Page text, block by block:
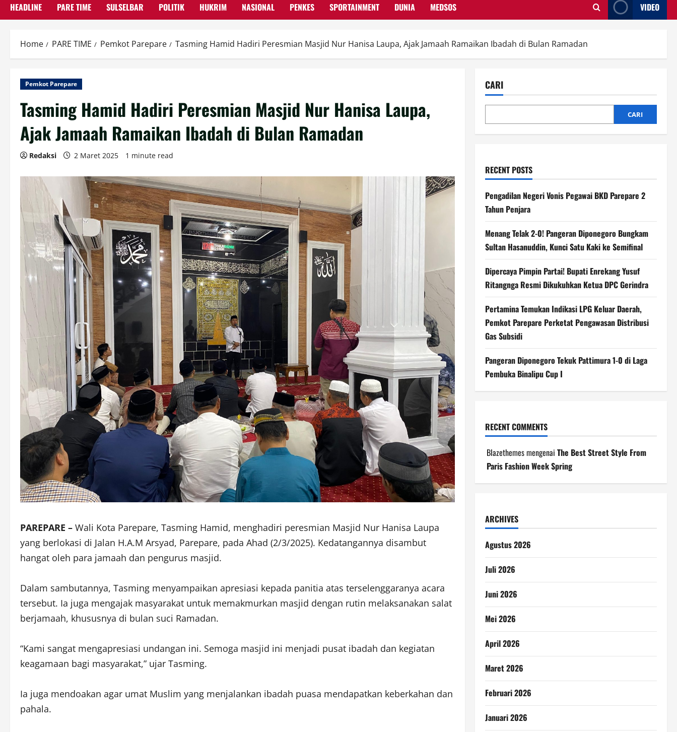
HEADLINE PARE TIME SULSELBAR POLITIK HUKRIM NASIONAL PENKES SPORTAINMENT DUNIA MEDSOS VIDEO
Home PARE TIME Pemkot Parepare Tasming Hamid Hadiri Peresmian Masjid Nur Hanisa Laupa, Ajak Jamaah Ramaikan Ibadah di Bulan Ramadan
Pemkot Parepare
Tasming Hamid Hadiri Peresmian Masjid Nur Hanisa Laupa,
Ajak Jamaah Ramaikan Ibadah di Bulan Ramadan
Redaksi 2 Maret 2025 1 minute read
PAREPARE – Wali Kota Parepare, Tasming Hamid, menghadiri peresmian Masjid Nur Hanisa Laupa
yang berlokasi di Jalan H.A.M Arsyad, Parepare, pada Ahad (2/3/2025). Kedatangannya disambut
hangat oleh para jamaah dan pengurus masjid.
Dalam sambutannya, Tasming menyampaikan apresiasi kepada panitia atas terselenggaranya acara
tersebut. Ia juga mengajak masyarakat untuk memakmurkan masjid dengan rutin melaksanakan salat
berjamaah, khususnya di bulan suci Ramadan.
“Kami sangat mengapresiasi undangan ini. Semoga masjid ini menjadi pusat ibadah dan kegiatan
keagamaan bagi masyarakat,” ujar Tasming.
Ia juga mendoakan agar umat Muslim yang menjalankan ibadah puasa mendapatkan keberkahan dan
pahala.
CARI
CARI
RECENT POSTS
Pengadilan Negeri Vonis Pegawai BKD Parepare 2
Tahun Penjara
Menang Telak 2-0! Pangeran Diponegoro Bungkam
Sultan Hasanuddin, Kunci Satu Kaki ke Semifinal
Dipercaya Pimpin Partai! Bupati Enrekang Yusuf
Ritangnga Resmi Dikukuhkan Ketua DPC Gerindra
Pertamina Temukan Indikasi LPG Keluar Daerah,
Pemkot Parepare Perketat Pengawasan Distribusi
Gas Subsidi
Pangeran Diponegoro Tekuk Pattimura 1-0 di Laga
Pembuka Binalipu Cup I
RECENT COMMENTS
Blazethemesmengenai The Best Street Style From
Paris Fashion Week Spring
ARCHIVES
Agustus 2026
Juli 2026
Juni 2026
Mei 2026
April 2026
Maret 2026
Februari 2026
Januari 2026